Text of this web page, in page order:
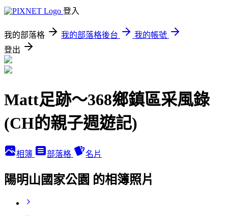
登入
我的部落格 我的部落格後台
我的帳號
登出
Matt足跡～368鄉鎮區采風錄
(CH的親子週遊記)
相簿 部落格 名片
陽明山國家公園 的相簿照片